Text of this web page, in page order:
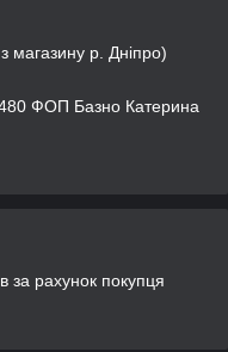
магазину р. Дніпро)
ФОП Базно Катерина
за рахунок покупця